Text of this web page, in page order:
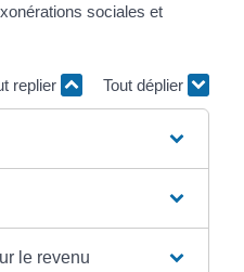
sociales et
replier Tout déplier
le revenu